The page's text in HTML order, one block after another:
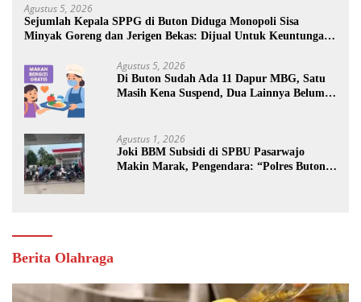
Agustus 5, 2026
Sejumlah Kepala SPPG di Buton Diduga Monopoli Sisa
Minyak Goreng dan Jerigen Bekas: Dijual Untuk Keuntungan
Agustus 5, 2026
Di Buton Sudah Ada 11 Dapur MBG, Satu
Masih Kena Suspend, Dua Lainnya Belum
Agustus 1, 2026
Joki BBM Subsidi di SPBU Pasarwajo
Makin Marak, Pengendara: “Polres Buton
Berita Olahraga